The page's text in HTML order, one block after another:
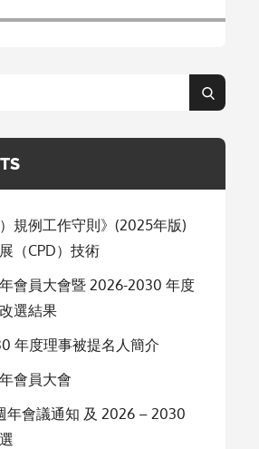
Search
規例工作守則》(2025年版)
（CPD）技術
會員大會暨 2026-2030 年度
選結果
年度理事被提名人簡介
會員大會
年會議通知 及 2026 – 2030